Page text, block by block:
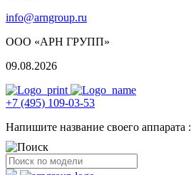
info@arngroup.ru
ООО «АРН ГРУПП»
09.08.2026
+7 (495) 109-03-53
Напишите название своего аппарата :